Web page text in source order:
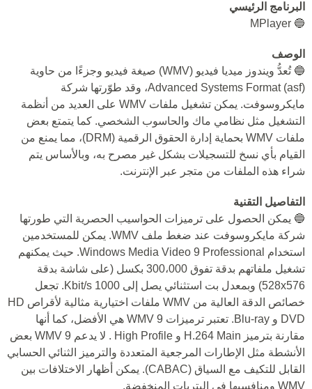
البرنامج الرئيسي
🔵 MPlayer
الوصف
🔵 تُعدُّ ويندوز ميديا فيديو (WMV) صيغة فيديو وجزءًا من حاوية
Advanced Systems Format (asf)، وقد طوّرتها شركة
مايكروسوفت. يمكن تشغيل ملفات WMV على العديد من أنظمة
التشغيل مثل نظامي ماك والحاسوب الشخصي. كما يتمتع بعض
ملفات WMV بحماية إدارة الحقوق الرقمية (DRM)، مما يمنع من
القيام بأي نسخ للتسجيلات بشكل غير مصرح به، وبالأساس يتم
شراء هذه الملفات من متجر عبر الإنترنت.
التفاصيل التقنية
🔵 يمكن الحصول على ترميزات الحواسيب الحصرية التي طورتها
شركة مايكروسوفت عند ضغط ملف WMV. يمكن للمستخدمين
استخدام Windows Media Video 9 Professional. حيث يمكنهم
تشغيل ملفاتهم بدقة تفوق 300،000 بكسل (على شاشة بدقة
528x576) وبمعدل بت استثنائي يصل إلى 1000 Kbit/s. تجعل
خصائص الدقة العالية من WMV ملفات اختيارية مثالية لأقراص HD
DVD و Blu-ray. تعتبر ترميزات WMV 9 هي الأفضل، كما أنها
مقارنة بترميز H.264 Main و High Profile . لا يدعم WMV 9 بعض
الأنشطة مثل الإطارات المرجعية المتعددة والترميز الثنائي الحسابي
القابل للتكيف مع السياق (CABAC). يمكن أظهار الاختلافات بين
WMV ومنافسيها في البتريات المنخفضة.